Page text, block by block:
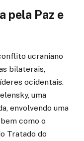
pela Paz e
ucraniano
bilaterais,
ocidentais.
uma
envolvendo uma
como o
Tratado do